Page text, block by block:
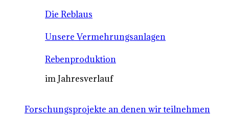
Die Reblaus
Unsere Vermehrungsanlagen
Rebenproduktion
im Jahresverlauf
Forschungsprojekte an denen wir teilnehmen